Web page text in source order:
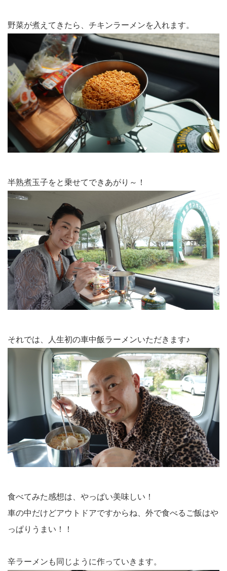
野菜が煮えてきたら、チキンラーメンを入れます。
半熟煮玉子をと乗せてできあがり～！
それでは、人生初の車中飯ラーメンいただきます♪
食べてみた感想は、やっぱい美味しい！
車の中だけどアウトドアですからね、外で食べるご飯はや
っぱりうまい！！
辛ラーメンも同じように作っていきます。